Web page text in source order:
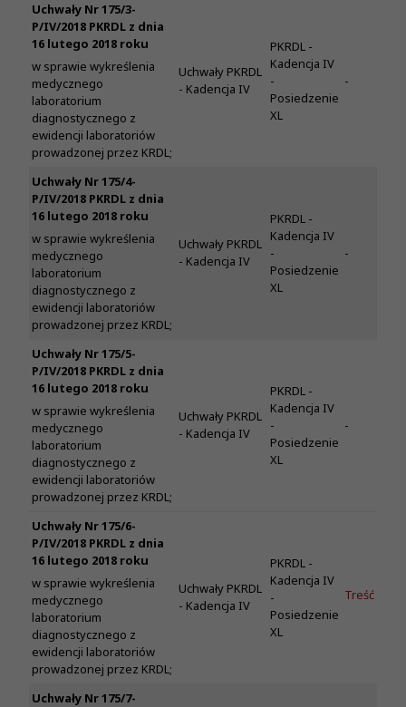
Uchwały Nr 175/3-
P/IV/2018 PKRDL z dnia
16 lutego 2018 roku
w sprawie wykreślenia
medycznego
laboratorium
diagnostycznego z
ewidencji laboratoriów
prowadzonej przez KRDL;
Uchwały PKRDL
- Kadencja IV
PKRDL -
Kadencja IV
-
Posiedzenie
XL
-
Uchwały Nr 175/4-
P/IV/2018 PKRDL z dnia
16 lutego 2018 roku
w sprawie wykreślenia
medycznego
laboratorium
diagnostycznego z
ewidencji laboratoriów
prowadzonej przez KRDL;
Uchwały PKRDL
- Kadencja IV
PKRDL -
Kadencja IV
-
Posiedzenie
XL
-
Uchwały Nr 175/5-
P/IV/2018 PKRDL z dnia
16 lutego 2018 roku
w sprawie wykreślenia
medycznego
laboratorium
diagnostycznego z
ewidencji laboratoriów
prowadzonej przez KRDL;
Uchwały PKRDL
- Kadencja IV
PKRDL -
Kadencja IV
-
Posiedzenie
XL
-
Uchwały Nr 175/6-
P/IV/2018 PKRDL z dnia
16 lutego 2018 roku
w sprawie wykreślenia
medycznego
laboratorium
diagnostycznego z
ewidencji laboratoriów
prowadzonej przez KRDL;
Uchwały PKRDL
- Kadencja IV
PKRDL -
Kadencja IV
-
Posiedzenie
XL
Treść
Uchwały Nr 175/7-